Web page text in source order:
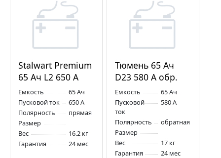
Stalwart Premium
65 Ач L2 650 А
прям. пол.
Емкость
65 Ач
Пусковой ток
650 А
Полярность
прямая
Размер
Вес
16.2 кг
Гарантия
24 мес
Тюмень 65 Ач
D23 580 А обр.
пол.
Емкость
65 Ач
Пусковой
ток
580 А
Полярность
обратная
Размер
Вес
17 кг
Гарантия
24 мес